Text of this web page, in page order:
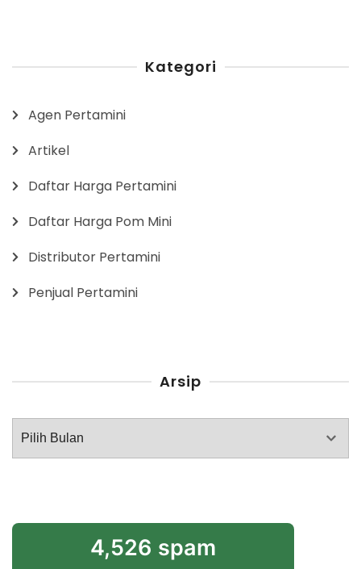
Kategori
Agen Pertamini
Artikel
Daftar Harga Pertamini
Daftar Harga Pom Mini
Distributor Pertamini
Penjual Pertamini
Arsip
Arsip
4,526 spam